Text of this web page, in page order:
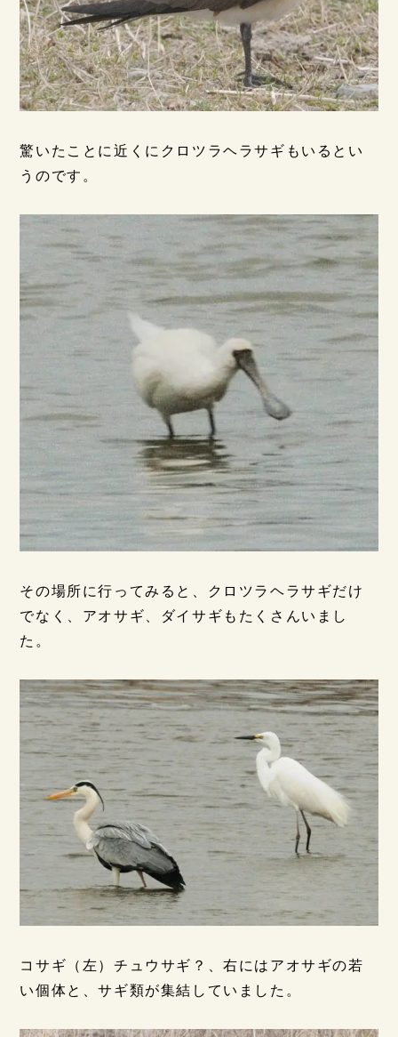
驚いたことに近くにクロツラヘラサギもいるとい
うのです。
その場所に行ってみると、クロツラヘラサギだけ
でなく、アオサギ、ダイサギもたくさんいまし
た。
コサギ（左）チュウサギ？、右にはアオサギの若
い個体と、サギ類が集結していました。